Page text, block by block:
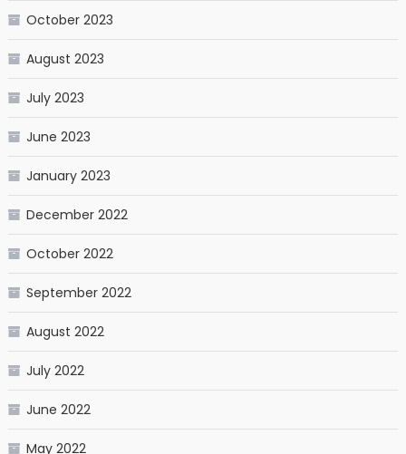
October 2023
August 2023
July 2023
June 2023
January 2023
December 2022
October 2022
September 2022
August 2022
July 2022
June 2022
May 2022